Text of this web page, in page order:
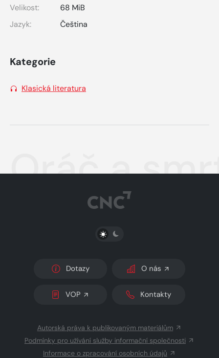
Velikost:
68 MiB
Jazyk:
Čeština
Kategorie
Klasická literatura
Oráč a
PŘEPNOUT SVĚTLÝ/TMAVÝ REŽIM
Dotazy O nás
VOP Kontakty
Autorská práva k publikovaným materiálům
Podmínky pro užívání služby informační společnosti
Informace o zpracování osobních údajů